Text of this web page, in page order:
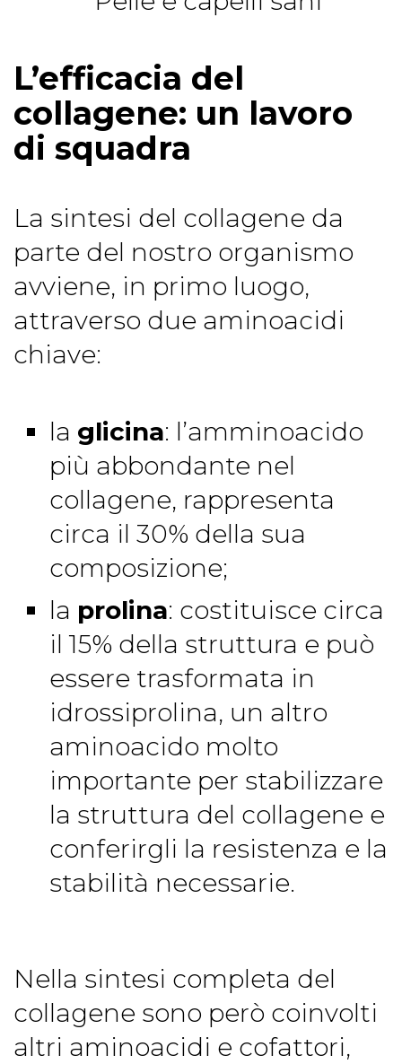
L’efficacia del
collagene: un lavoro
di squadra
La sintesi del collagene da
parte del nostro organismo
avviene, in primo luogo,
attraverso due aminoacidi
chiave:
la glicina: l’amminoacido
più abbondante nel
collagene, rappresenta
circa il 30% della sua
composizione;
la prolina: costituisce circa
il 15% della struttura e può
essere trasformata in
idrossiprolina, un altro
aminoacido molto
importante per stabilizzare
la struttura del collagene e
conferirgli la resistenza e la
stabilità necessarie.
Nella sintesi completa del
collagene sono però coinvolti
altri aminoacidi e cofattori,